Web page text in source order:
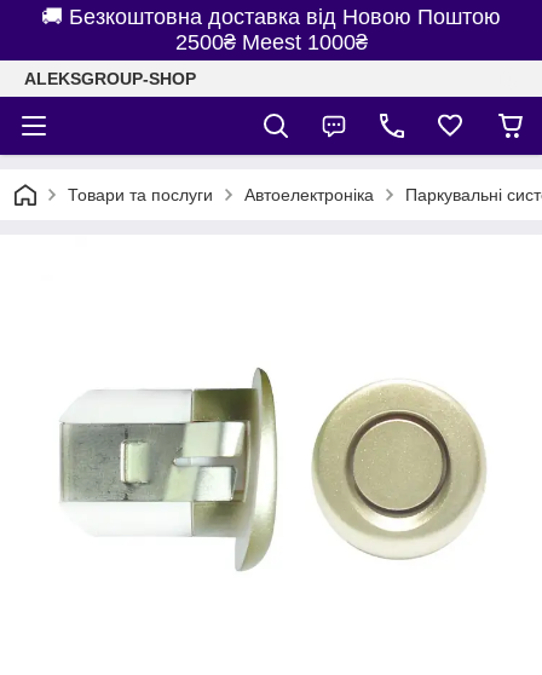
🚚 Безкоштовна доставка від Новою Поштою
2500₴ Meest 1000₴
ALEKSGROUP-SHOP
Товари та послуги Автоелектроніка Паркувальні